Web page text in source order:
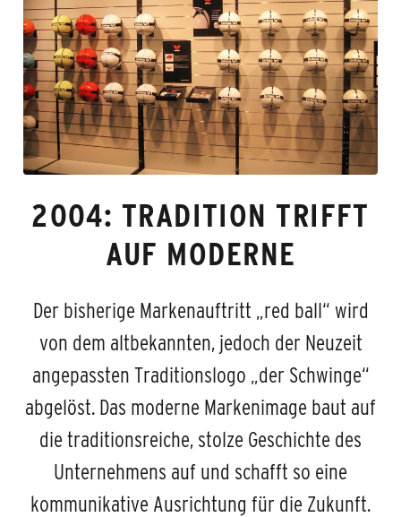
2004: TRADITION TRIFFT
AUF MODERNE
Der bisherige Markenauftritt „red ball“ wird
von dem altbekannten, jedoch der Neuzeit
angepassten Traditionslogo „der Schwinge“
abgelöst. Das moderne Markenimage baut auf
die traditionsreiche, stolze Geschichte des
Unternehmens auf und schafft so eine
kommunikative Ausrichtung für die Zukunft.